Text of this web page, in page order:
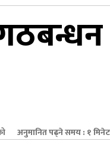
अनुमानित पढ्ने समय : १ मिनेट